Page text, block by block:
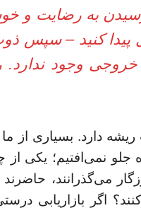
رسیدن به رضایت و
کنید – سپس
خروجی وجود
ریشه دارد. بسیاری از
نمی‌افتیم؛ یکی از
می‌گذرانند،
اگر بازاریابی